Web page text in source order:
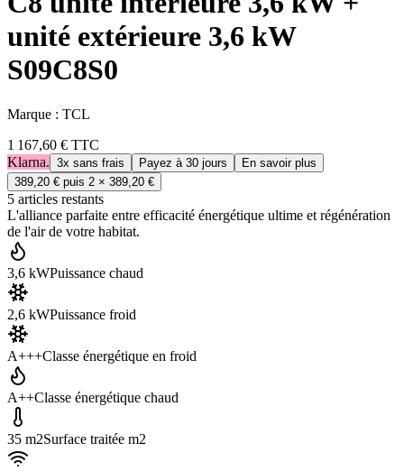
unité extérieure 3,6 kW
S09C8S0
Marque : TCL
1 167,60 € TTC
Klarna. 3x sans frais Payez à 30 jours
En savoir plus
389,20 € puis 2 × 389,20 €
5 articles restants
L'alliance parfaite entre efficacité énergétique ultime et régénération
de l'air de votre habitat.
3,6 kWPuissance chaud
2,6 kWPuissance froid
A+++Classe énergétique en froid
A++Classe énergétique chaud
35 m2Surface traitée m2